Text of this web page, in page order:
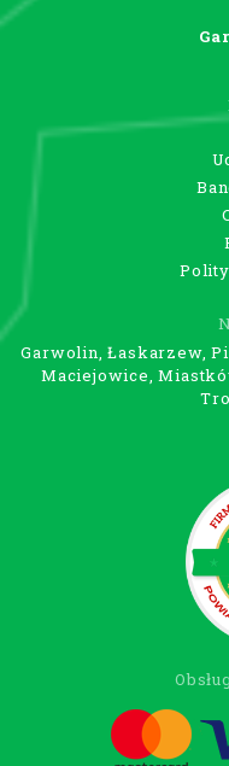
Garwolin, Łaskarzew,
Maciejowice,